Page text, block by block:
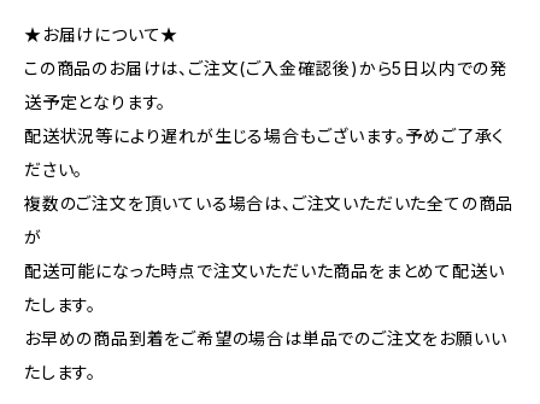
★お届けについて★
この商品のお届けは、ご注文(ご入金確認後)から5日以内での発
送予定となります。
配送状況等により遅れが生じる場合もございます。予めご了承く
ださい。
複数のご注文を頂いている場合は、ご注文いただいた全ての商品
が
配送可能になった時点で注文いただいた商品をまとめて配送い
たします。
お早めの商品到着をご希望の場合は単品でのご注文をお願いい
たします。